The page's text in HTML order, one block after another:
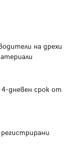
на дрехи
дневен срок от